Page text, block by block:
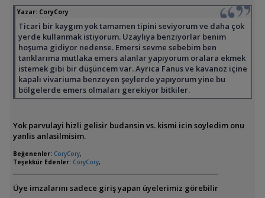
Yazar: CoryCory
Ticari bir kaygım yok tamamen tipini seviyorum ve daha çok
yerde kullanmak istiyorum. Uzaylıya benziyorlar benim
hoşuma gidiyor nedense. Emersi sevme sebebim ben
tanklarıma mutlaka emers alanlar yapıyorum oralara ekmek
istemek gibi bir düşüncem var. Ayrıca Fanus ve kavanoz içine
kapalı vivariuma benzeyen şeylerde yapıyorum yine bu
bölgelerde emers olmaları gerekiyor bitkiler.
Yok parvulayi hizli gelisir budansin vs. kismi icin soyledim onu
yanlis anlasilmisim.
Beğenenler: CoryCory,
Teşekkür Edenler: CoryCory,
Üye imzalarını sadece giriş yapan üyelerimiz görebilir